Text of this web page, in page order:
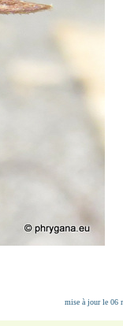
mise à jour le 06